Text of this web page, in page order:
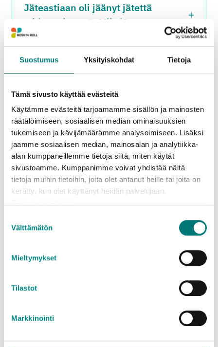
Suostumus Yksityiskohdat Tietoja
Tämä sivusto käyttää evästeitä
Käytämme evästeitä tarjoamamme sisällön ja mainosten
räätälöimiseen, sosiaalisen median ominaisuuksien
tukemiseen ja kävijämäärämme analysoimiseen. Lisäksi
jaamme sosiaalisen median, mainosalan ja analytiikka-
alan kumppaneillemme tietoja siitä, miten käytät
sivustoamme. Kumppanimme voivat yhdistää näitä
tietoja muihin tietoihin, joita olet antanut heille tai joita on
kerätty, kun olet käyttänyt heidän palvelujaan.
valinta
Välttämätön
Mieltymykset
Tilastot
Markkinointi
Jäteastiaan oli jäänyt jätettä
tyhjennyksessä. Miksi?
Jäteastiani rikkoutui
tyhjennyksessä, miten toimin?
Voiko jäteastian tyhjennykset
keskeyttää tilapäisesti?
Kuka vastaa jäteastian
kunnossapidosta?
Onko jäteastian värillä väliä?